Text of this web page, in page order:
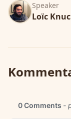
Speaker
Loïc